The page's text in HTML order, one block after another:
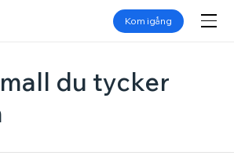
Kom igång
du tycker